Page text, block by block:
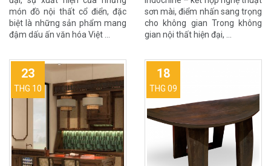
món đồ nội thất cổ điển, đặc
biệt là những sản phẩm mang
đậm dấu ấn văn hóa Việt …
sơn mài, điểm nhấn sang trọng
cho không gian Trong không
gian nội thất hiện đại, …
23
THG 10
18
THG 09